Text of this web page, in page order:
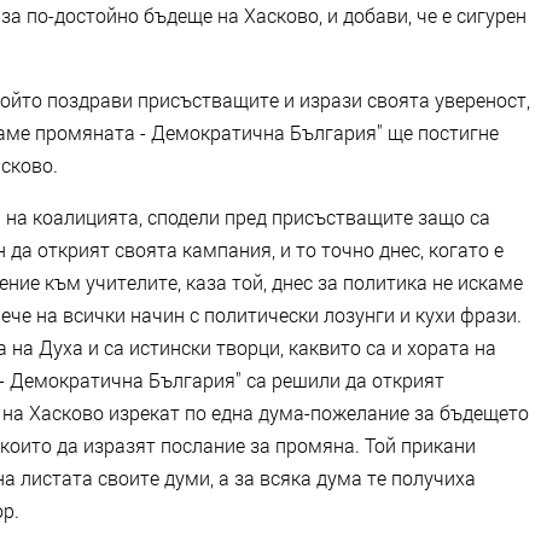
по-достойно бъдеще на Хасково, и добави, че е сигурен
поздрави присъстващите и изрази своята увереност,
промяната - Демократична България" ще постигне
коалицията, сподели пред присъстващите защо са
открият своята кампания, и то точно днес, когато е
към учителите, каза той, днес за политика не искаме
на всички начин с политически лозунги и кухи фрази.
Духа и са истински творци, каквито са и хората на
България" са решили да открият
Хасково изрекат по една дума-пожелание за бъдещето
да изразят послание за промяна. Той прикани
листата своите думи, а за всяка дума те получиха